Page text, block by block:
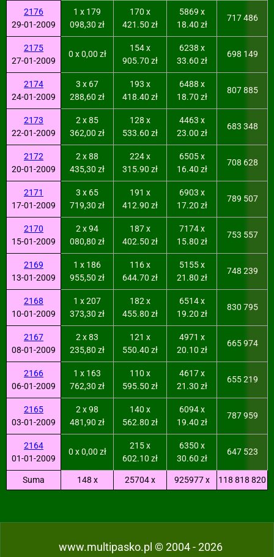
2176
29-01-2009
1 x 179
098,30 zł
170 x
421.50 zł
5869 x
18.40 zł
717 486
2175
27-01-2009
0 x 0,00 zł
154 x
905.70 zł
6238 x
33.60 zł
698 149
2174
24-01-2009
3 x 67
288,60 zł
193 x
418.40 zł
6488 x
18.70 zł
807 885
2173
22-01-2009
2 x 85
362,00 zł
128 x
533.60 zł
4463 x
23.00 zł
683 348
2172
20-01-2009
2 x 88
435,30 zł
224 x
315.90 zł
6505 x
16.40 zł
708 628
2171
17-01-2009
3 x 65
719,30 zł
191 x
412.90 zł
6903 x
17.20 zł
789 507
2170
15-01-2009
2 x 94
080,80 zł
187 x
402.50 zł
7174 x
15.80 zł
753 557
2169
13-01-2009
1 x 186
955,50 zł
116 x
644.70 zł
5155 x
21.80 zł
748 239
2168
10-01-2009
1 x 207
373,30 zł
182 x
455.80 zł
6514 x
19.20 zł
830 795
2167
08-01-2009
2 x 83
235,80 zł
121 x
550.40 zł
4971 x
20.10 zł
665 974
2166
06-01-2009
1 x 163
762,30 zł
110 x
595.50 zł
4617 x
21.30 zł
655 219
2165
03-01-2009
2 x 98
481,90 zł
140 x
562.80 zł
6094 x
19.40 zł
787 959
2164
01-01-2009
0 x 0,00 zł
215 x
602.10 zł
6350 x
30.60 zł
647 523
Suma 148 x 25704 x 925977 x 118 818 820
www.multipasko.pl © 2004 - 2026